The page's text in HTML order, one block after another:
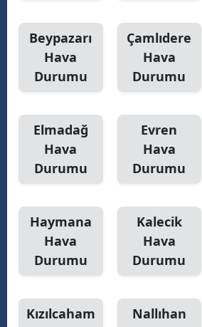
Beypazarı
Hava
Durumu
Çamlıdere
Hava
Durumu
Elmadağ
Hava
Durumu
Evren
Hava
Durumu
Haymana
Hava
Durumu
Kalecik
Hava
Durumu
Kızılcaham
Nallıhan